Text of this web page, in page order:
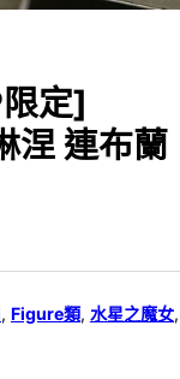
定]
涅 連布蘭
, Figure類, 水星之魔女,